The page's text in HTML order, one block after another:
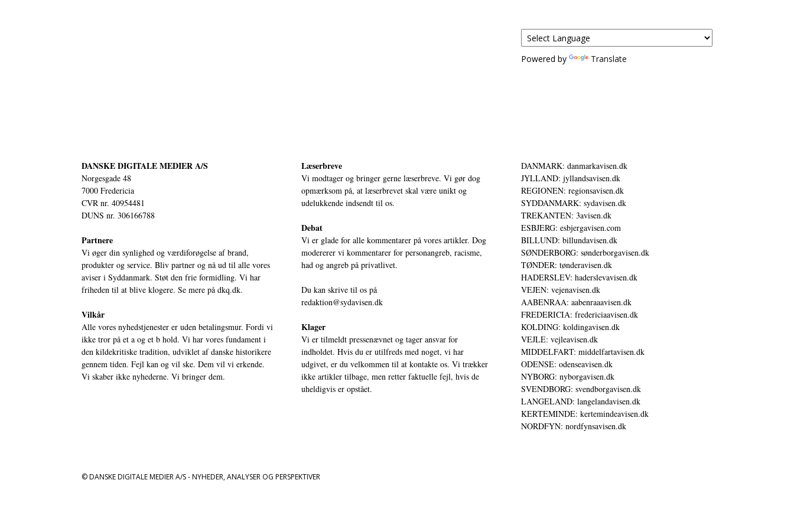
Powered by Translate
DANSKE DIGITALE MEDIER A/S
Norgesgade 48
7000 Fredericia
CVR nr. 40954481
DUNS nr. 306166788
Partnere
Vi øger din synlighed og værdiforøgelse af brand,
produkter og service. Bliv partner og nå ud til alle vores
aviser i Syddanmark. Støt den frie formidling. Vi har
friheden til at blive klogere. Se mere på dkq.dk.
Vilkår
Alle vores nyhedstjenester er uden betalingsmur. Fordi vi
ikke tror på et a og et b hold. Vi har vores fundament i
den kildekritiske tradition, udviklet af danske historikere
gennem tiden. Fejl kan og vil ske. Dem vil vi erkende.
Vi skaber ikke nyhederne. Vi bringer dem.
Læserbreve
Vi modtager og bringer gerne læserbreve. Vi gør dog
opmærksom på, at læserbrevet skal være unikt og
udelukkende indsendt til os.
Debat
Vi er glade for alle kommentarer på vores artikler. Dog
modererer vi kommentarer for personangreb, racisme,
had og angreb på privatlivet.
Du kan skrive til os på
redaktion@sydavisen.dk
Klager
Vi er tilmeldt pressenævnet og tager ansvar for
indholdet. Hvis du er utilfreds med noget, vi har
udgivet, er du velkommen til at kontakte os. Vi trækker
ikke artikler tilbage, men retter faktuelle fejl, hvis de
uheldigvis er opstået.
DANMARK: danmarkavisen.dk
JYLLAND: jyllandsavisen.dk
REGIONEN: regionsavisen.dk
SYDDANMARK: sydavisen.dk
TREKANTEN: 3avisen.dk
ESBJERG: esbjergavisen.com
BILLUND: billundavisen.dk
SØNDERBORG: sønderborgavisen.dk
TØNDER: tønderavisen.dk
HADERSLEV: haderslevavisen.dk
VEJEN: vejenavisen.dk
AABENRAA: aabenraaavisen.dk
FREDERICIA: fredericiaavisen.dk
KOLDING: koldingavisen.dk
VEJLE: vejleavisen.dk
MIDDELFART: middelfartavisen.dk
ODENSE: odenseavisen.dk
NYBORG: nyborgavisen.dk
SVENDBORG: svendborgavisen.dk
LANGELAND: langelandavisen.dk
KERTEMINDE: kertemindeavisen.dk
NORDFYN: nordfynsavisen.dk
© DANSKE DIGITALE MEDIER A/S - NYHEDER, ANALYSER OG PERSPEKTIVER